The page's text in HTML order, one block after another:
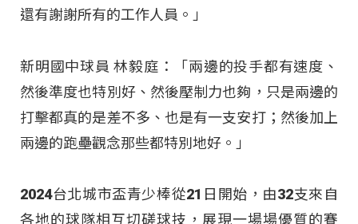
還有謝謝所有的工作人員。」
新明國中球員 林毅庭：「兩邊的投手都有速度、
然後準度也特別好、然後壓制力也夠，只是兩邊的
打擊都真的是差不多、也是有一支安打；然後加上
兩邊的跑壘觀念那些都特別地好。」
2024台北城市盃青少棒從21日開始，由32支來自
各地的球隊相互切磋球技，展現一場場優質的賽